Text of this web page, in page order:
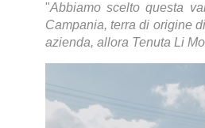
"Abbiamo scelto questa
Campania, terra di origine
azienda, allora Tenuta Li